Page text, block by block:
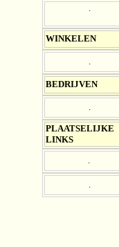
.
WINKELEN
.
BEDRIJVEN
.
PLAATSELIJKE
LINKS
.
.